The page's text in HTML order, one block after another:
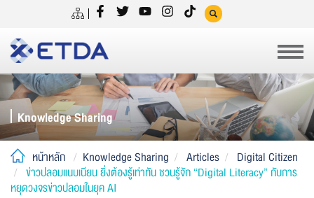
Knowledge Sharing
หน้าหลัก Knowledge Sharing Articles
Digital Citizen
ข่าวปลอมแนบเนียน ยิ่งต้องรู้เท่าทัน ชวนรู้จัก “Digital Literacy” กับการ
หยุดวงจรข่าวปลอมในยุค AI